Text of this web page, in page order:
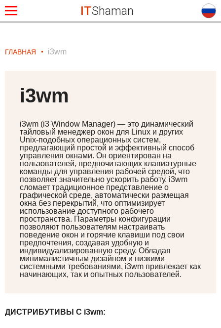
ITShaman
ГЛАВНАЯ i3wm
i3wm
i3wm (i3 Window Manager) — это динамический
тайловый менеджер окон для Linux и других
Unix-подобных операционных систем,
предлагающий простой и эффективный способ
управления окнами. Он ориентирован на
пользователей, предпочитающих клавиатурные
команды для управления рабочей средой, что
позволяет значительно ускорить работу. i3wm
сломает традиционное представление о
графической среде, автоматически размещая
окна без перекрытий, что оптимизирует
использование доступного рабочего
пространства. Параметры конфигурации
позволяют пользователям настраивать
поведение окон и горячие клавиши под свои
предпочтения, создавая удобную и
индивидуализированную среду. Обладая
минималистичным дизайном и низкими
системными требованиями, i3wm привлекает как
начинающих, так и опытных пользователей.
ДИСТРИБУТИВЫ С i3wm: